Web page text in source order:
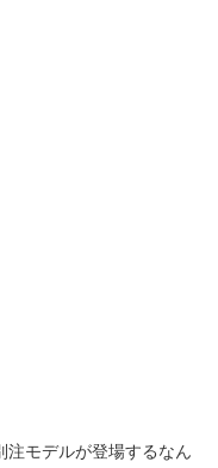
注モデルが登場するなん